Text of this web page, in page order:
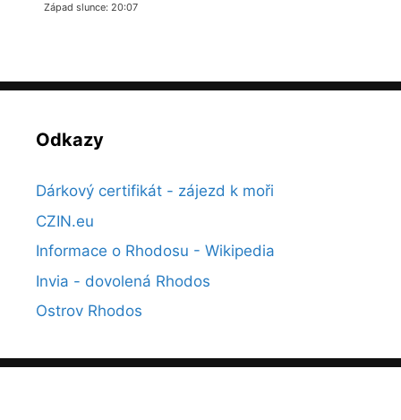
Západ slunce: 20:07
Odkazy
Dárkový certifikát - zájezd k moři
CZIN.eu
Informace o Rhodosu - Wikipedia
Invia - dovolená Rhodos
Ostrov Rhodos